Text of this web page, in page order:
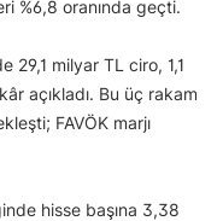
%6,8 oranında geçti.
29,1 milyar TL ciro, 1,1
açıkladı. Bu üç rakam
FAVÖK marjı
hisse başına 3,38